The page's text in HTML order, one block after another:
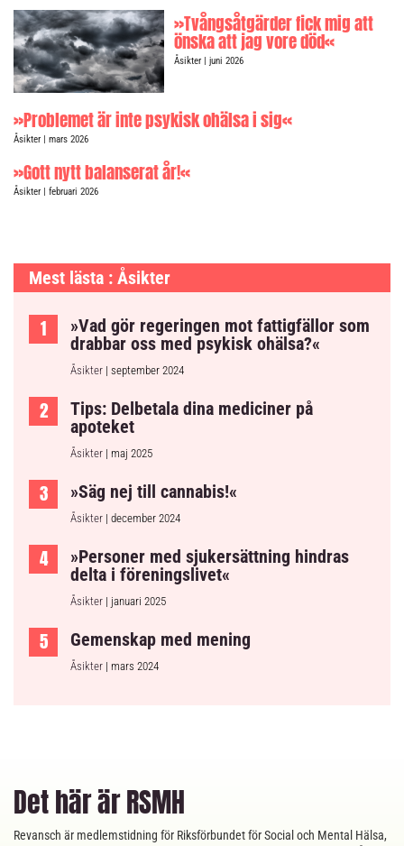
»Tvångsåtgärder fick mig att
önska att jag vore död«
Åsikter| juni 2026
»Problemet är inte psykisk ohälsa i sig«
Åsikter | mars 2026
»Gott nytt balanserat år!«
Åsikter | februari 2026
Mest lästa : Åsikter
»Vad gör regeringen mot fattigfällor som
drabbar oss med psykisk ohälsa?«
Åsikter | september 2024
Tips: Delbetala dina mediciner på
apoteket
Åsikter | maj 2025
»Säg nej till cannabis!«
Åsikter | december 2024
»Personer med sjukersättning hindras
delta i föreningslivet«
Åsikter | januari 2025
Gemenskap med mening
Åsikter | mars 2024
Det här är RSMH
Revansch är medlemstidning för Riksförbundet för Social och Mental Hälsa,